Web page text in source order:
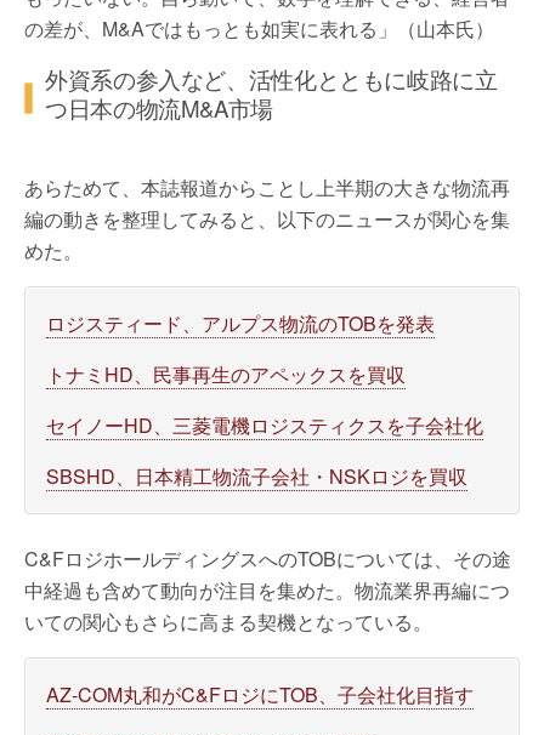
の差が、M&Aではもっとも如実に表れる」（山本氏）
外資系の参入など、活性化とともに岐路に立
つ日本の物流M&A市場
あらためて、本誌報道からことし上半期の大きな物流再
編の動きを整理してみると、以下のニュースが関心を集
めた。
ロジスティード、アルプス物流のTOBを発表
トナミHD、民事再生のアペックスを買収
セイノーHD、三菱電機ロジスティクスを子会社化
SBSHD、日本精工物流子会社・NSKロジを買収
C&FロジホールディングスへのTOBについては、その途
中経過も含めて動向が注目を集めた。物流業界再編につ
いての関心もさらに高まる契機となっている。
AZ-COM丸和がC&FロジにTOB、子会社化目指す